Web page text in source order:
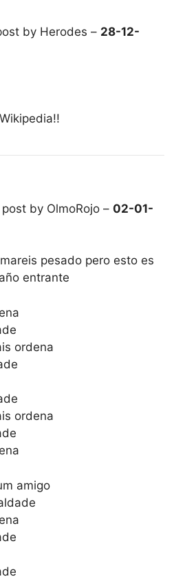
by Herodes – 28-12-
post by OlmoRojo – 02-01-
pesado pero esto es
entrante
ordena
ordena
amigo